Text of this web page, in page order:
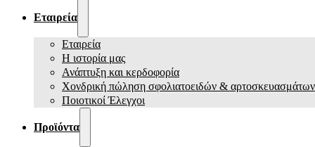
Εταιρεία
Εταιρεία
Η ιστορία μας
Ανάπτυξη και κερδοφορία
Χονδρική πώληση σφολιατοειδών & αρτοσκευασμάτων
Ποιοτικοί Έλεγχοι
Προϊόντα